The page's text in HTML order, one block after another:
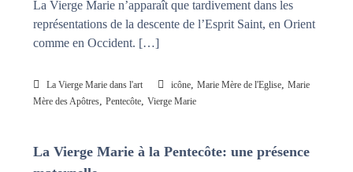
La Vierge Marie n’apparaît que tardivement dans les
représentations de la descente de l’Esprit Saint, en Orient
comme en Occident. […]
La Vierge Marie dans l'art icône, Marie Mère de l'Eglise, Marie
Mère des Apôtres, Pentecôte, Vierge Marie
La Vierge Marie à la Pentecôte: une présence